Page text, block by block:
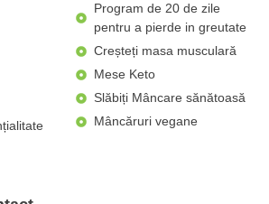
Program de 20 de zile
pentru a pierde in greutate
Creșteți masa musculară
Mese Keto
Slăbiți Mâncare sănătoasă
Mâncăruri vegane